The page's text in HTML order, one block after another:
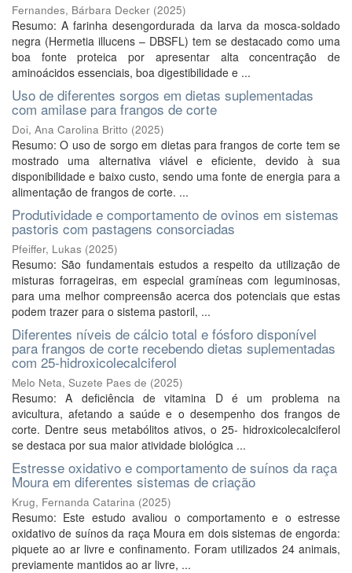
Fernandes, Bárbara Decker (2025)
Resumo: A farinha desengordurada da larva da mosca-soldado
negra (Hermetia illucens – DBSFL) tem se destacado como uma
boa fonte proteica por apresentar alta concentração de
aminoácidos essenciais, boa digestibilidade e ...
Uso de diferentes sorgos em dietas suplementadas
com amilase para frangos de corte
Doi, Ana Carolina Britto (2025)
Resumo: O uso de sorgo em dietas para frangos de corte tem se
mostrado uma alternativa viável e eficiente, devido à sua
disponibilidade e baixo custo, sendo uma fonte de energia para a
alimentação de frangos de corte. ...
Produtividade e comportamento de ovinos em sistemas
pastoris com pastagens consorciadas
Pfeiffer, Lukas (2025)
Resumo: São fundamentais estudos a respeito da utilização de
misturas forrageiras, em especial gramíneas com leguminosas,
para uma melhor compreensão acerca dos potenciais que estas
podem trazer para o sistema pastoril, ...
Diferentes níveis de cálcio total e fósforo disponível
para frangos de corte recebendo dietas suplementadas
com 25-hidroxicolecalciferol
Melo Neta, Suzete Paes de (2025)
Resumo: A deficiência de vitamina D é um problema na
avicultura, afetando a saúde e o desempenho dos frangos de
corte. Dentre seus metabólitos ativos, o 25- hidroxicolecalciferol
se destaca por sua maior atividade biológica ...
Estresse oxidativo e comportamento de suínos da raça
Moura em diferentes sistemas de criação
Krug, Fernanda Catarina (2025)
Resumo: Este estudo avaliou o comportamento e o estresse
oxidativo de suínos da raça Moura em dois sistemas de engorda:
piquete ao ar livre e confinamento. Foram utilizados 24 animais,
previamente mantidos ao ar livre, ...